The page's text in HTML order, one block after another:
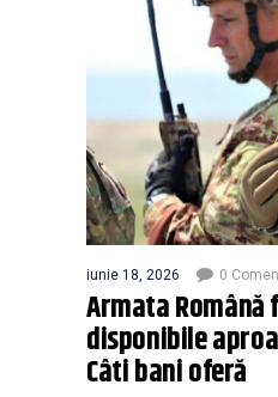
iunie 18, 2026 0
Armata
disponibile
Câti bani oferă